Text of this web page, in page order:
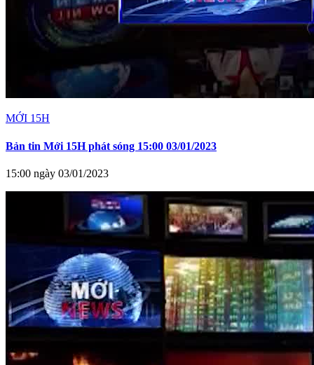
MỚI 15H
Bản tin Mới 15H phát sóng 15:00 03/01/2023
15:00 ngày 03/01/2023